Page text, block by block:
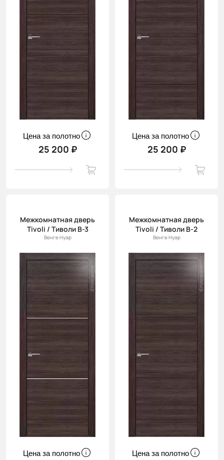
Цена за полотно
25 200 ₽
Цена за полотно
25 200 ₽
Межкомнатная дверь
Tivoli / Тиволи В-3
Венге Нуар
Цена за полотно
Межкомнатная дверь
Tivoli / Тиволи В-2
Венге Нуар
Цена за полотно